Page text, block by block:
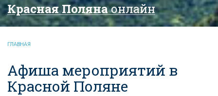
Красная Полянаонлайн
ГЛАВНАЯ
Афиша мероприятий в
Красной Поляне